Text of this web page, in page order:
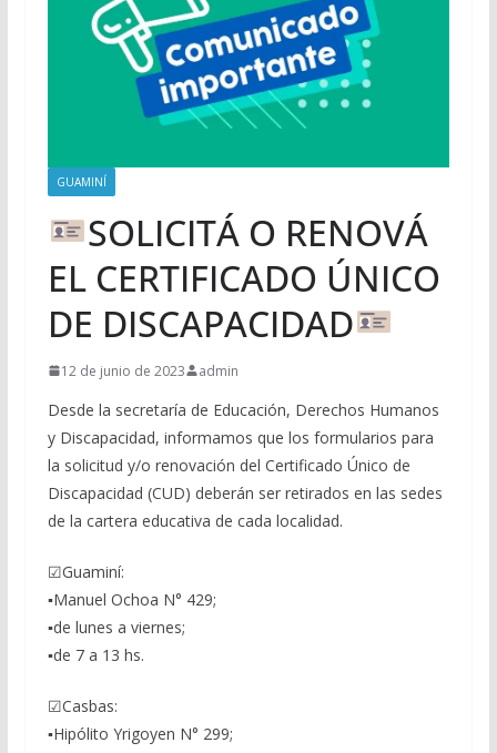
GUAMINÍ
SOLICITÁ O RENOVÁ
EL CERTIFICADO ÚNICO
DE DISCAPACIDAD
12 de junio de 2023 admin
Desde la secretaría de Educación, Derechos Humanos
y Discapacidad, informamos que los formularios para
la solicitud y/o renovación del Certificado Único de
Discapacidad (CUD) deberán ser retirados en las sedes
de la cartera educativa de cada localidad.
☑Guaminí:
▪Manuel Ochoa N° 429;
▪de lunes a viernes;
▪de 7 a 13 hs.
☑Casbas:
▪Hipólito Yrigoyen N° 299;